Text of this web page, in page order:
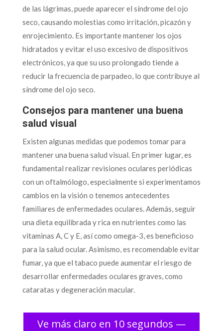
de las lágrimas, puede aparecer el síndrome del ojo
seco, causando molestias como irritación, picazón y
enrojecimiento. Es importante mantener los ojos
hidratados y evitar el uso excesivo de dispositivos
electrónicos, ya que su uso prolongado tiende a
reducir la frecuencia de parpadeo, lo que contribuye al
síndrome del ojo seco.
Consejos para mantener una buena
salud visual
Existen algunas medidas que podemos tomar para
mantener una buena salud visual. En primer lugar, es
fundamental realizar revisiones oculares periódicas
con un oftalmólogo, especialmente si experimentamos
cambios en la visión o tenemos antecedentes
familiares de enfermedades oculares. Además, seguir
una dieta equilibrada y rica en nutrientes como las
vitaminas A, C y E, así como omega-3, es beneficioso
para la salud ocular. Asimismo, es recomendable evitar
fumar, ya que el tabaco puede aumentar el riesgo de
desarrollar enfermedades oculares graves, como
cataratas y degeneración macular.
Ve más claro en 10 segundos —